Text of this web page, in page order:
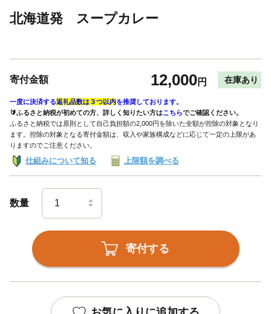
北海道発 スープカレー
寄付金額 12,000円 在庫あり
一度に決済する返礼品数は３つ以内を推奨しております。
🔰ふるさと納税が初めての方、詳しく知りたい方はこちらでご確認ください。
ふるさと納税では原則として自己負担額の2,000円を除いた全額が控除の対象となり
ます。控除の対象となる寄付金額は、収入や家族構成などに応じて一定の上限があ
りますのでご注意ください。
仕組みについて知る 上限額を調べる
数量
寄付する